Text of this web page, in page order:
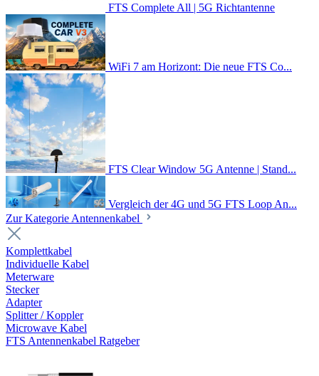
FTS Complete All | 5G Richtantenne
WiFi 7 am Horizont: Die neue FTS Co...
FTS Clear Window 5G Antenne | Stand...
Vergleich der 4G und 5G FTS Loop An...
Zur Kategorie Antennenkabel
Komplettkabel
Individuelle Kabel
Meterware
Stecker
Adapter
Splitter / Koppler
Microwave Kabel
FTS Antennenkabel Ratgeber